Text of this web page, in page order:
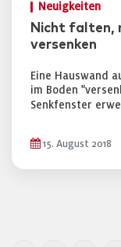
Neuigkeiten
Nicht falten,
versenken
Eine Hauswand
im Boden
Senkfenster
15. August 2018